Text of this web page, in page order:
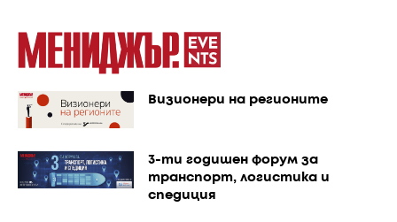
Визионери на регионите
3-ти годишен форум за
транспорт, логистика и
спедиция